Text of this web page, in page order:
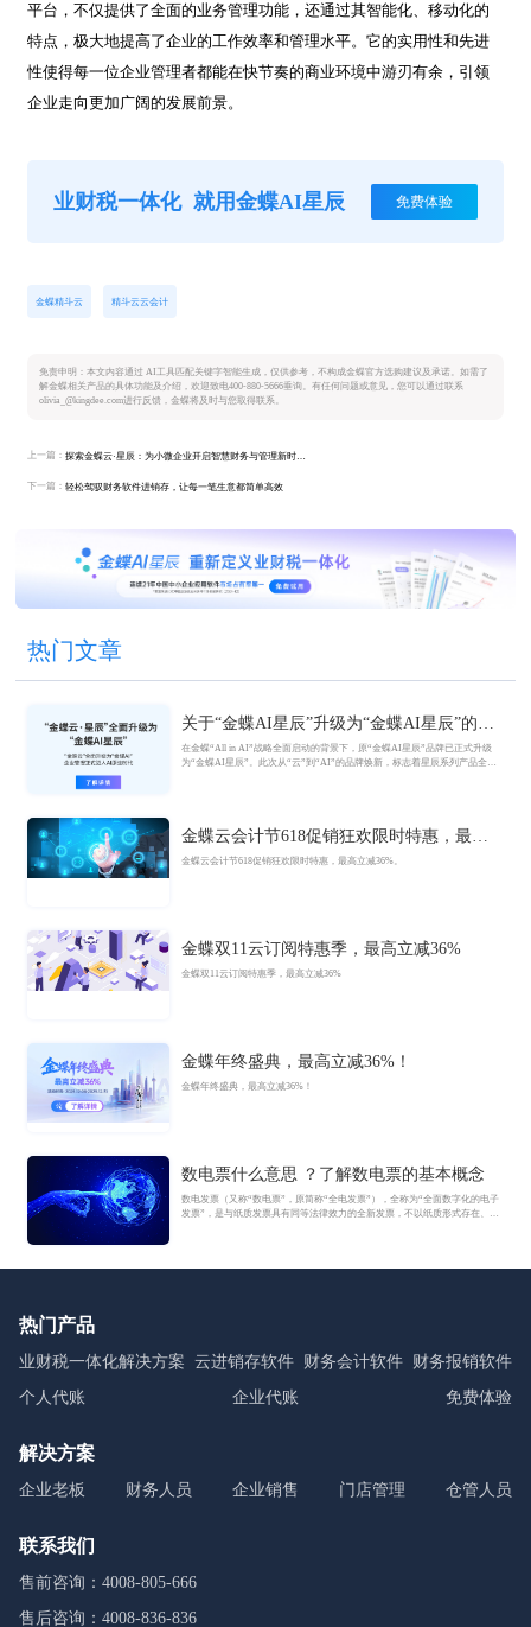
平台，不仅提供了全面的业务管理功能，还通过其智能化、移动化的
特点，极大地提高了企业的工作效率和管理水平。它的实用性和先进
性使得每一位企业管理者都能在快节奏的商业环境中游刃有余，引领
企业走向更加广阔的发展前景。
业财税一体化 就用金蝶AI星辰 免费体验
金蝶精斗云 精斗云云会计
免责申明：本文内容通过 AI工具匹配关键字智能生成，仅供参考，不构成金蝶官方选购建议及承诺。如需了
解金蝶相关产品的具体功能及介绍，欢迎致电400-880-5666垂询。有任何问题或意见，您可以通过联系
olivia_@kingdee.com进行反馈，金蝶将及时与您取得联系。
上一篇： 探索金蝶云·星辰：为小微企业开启智慧财务与管理新时代的完美解决方案
下一篇：轻松驾驭财务软件进销存，让每一笔生意都简单高效
热门文章
关于“金蝶AI星辰”升级为“金蝶AI星辰”的官
方公告
在金蝶“All in AI”战略全面启动的背景下，原“金蝶AI星辰”品牌已正式升级
为“金蝶AI星辰”。此次从“云”到“AI”的品牌焕新，标志着星辰系列产品全面
金蝶云会计节618促销狂欢限时特惠，最高
立减36%
金蝶云会计节618促销狂欢限时特惠，最高立减36%。
金蝶双11云订阅特惠季，最高立减36%
金蝶双11云订阅特惠季，最高立减36%
金蝶年终盛典，最高立减36%！
金蝶年终盛典，最高立减36%！
数电票什么意思 ？了解数电票的基本概念
数电发票（又称“数电票”，原简称“全电发票”），全称为“全面数字化的电子
发票”，是与纸质发票具有同等法律效力的全新发票，不以纸质形式存在、不
热门产品
业财税一体化解决方案 云进销存软件 财务会计软件 财务报销软件
个人代账
企业代账 免费体验
解决方案
企业老板 财务人员 企业销售 门店管理 仓管人员
联系我们
售前咨询：4008-805-666
售后咨询：4008-836-836